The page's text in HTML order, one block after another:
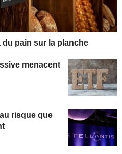
du pain sur la planche
menacent
risque que